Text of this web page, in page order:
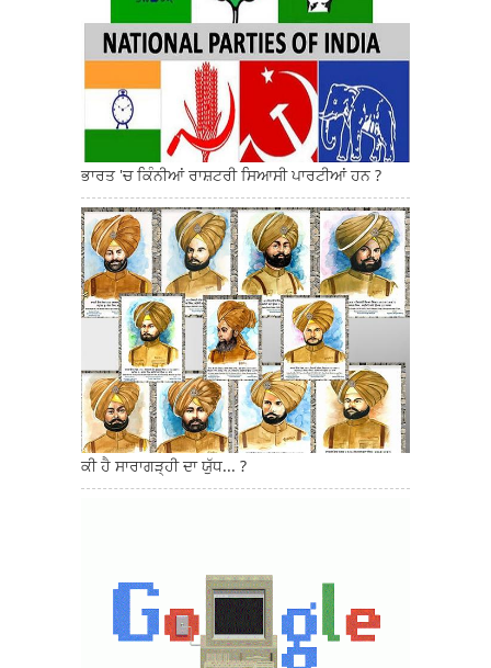
ਭਾਰਤ 'ਚ ਕਿੰਨੀਆਂ ਰਾਸ਼ਟਰੀ ਸਿਆਸੀ ਪਾਰਟੀਆਂ ਹਨ ?
ਕੀ ਹੈ ਸਾਰਾਗੜ੍ਹੀ ਦਾ ਯੁੱਧ... ?